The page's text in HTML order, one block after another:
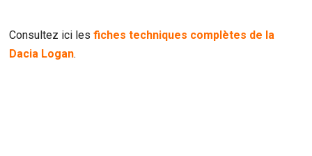
Consultez ici lesfiches techniques complètes de la
Dacia Logan.